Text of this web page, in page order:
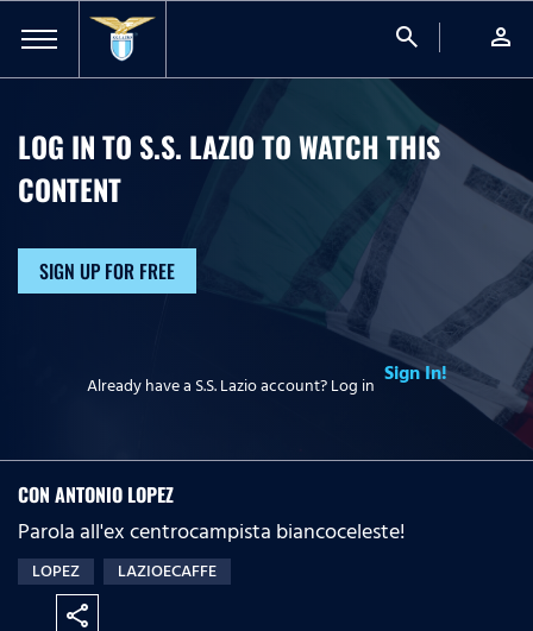
search person
LOG IN TO S.S. LAZIO TO WATCHTHIS
CONTENT
SIGN UP FOR FREE
Already have a S.S. Lazio account? Log in Sign In!
CON ANTONIO LOPEZ
Parola all'ex centrocampista biancoceleste!
LOPEZ LAZIOECAFFE
share